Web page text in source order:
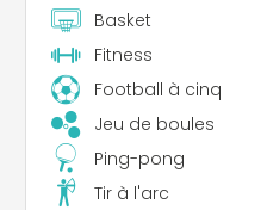
Basket
Fitness
Football à cinq
Jeu de boules
Ping-pong
Tir à l'arc